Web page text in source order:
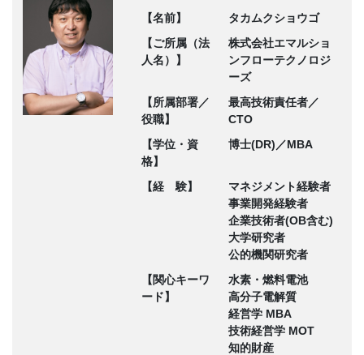
【名前】
タカムクショウゴ
【ご所属（法
人名）】
株式会社エマルショ
ンフローテクノロジ
ーズ
【所属部署／
役職】
最高技術責任者／
CTO
【学位・資
格】
博士(DR)／MBA
【経 験】
マネジメント経験者
事業開発経験者
企業技術者(OB含む)
大学研究者
公的機関研究者
【関心キーワ
ード】
水素・燃料電池
高分子電解質
経営学 MBA
技術経営学 MOT
知的財産